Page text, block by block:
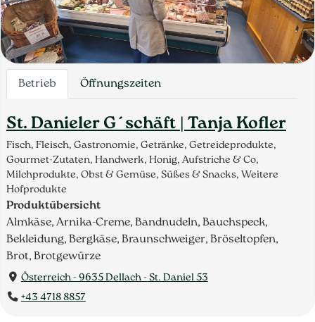
Betrieb Öffnungszeiten
St. Danieler G´schäft | Tanja Kofler
Fisch, Fleisch, Gastronomie, Getränke, Getreideprodukte,
Gourmet-Zutaten, Handwerk, Honig, Aufstriche & Co,
Milchprodukte, Obst & Gemüse, Süßes & Snacks, Weitere
Hofprodukte
Produktübersicht
Almkäse, Arnika-Creme, Bandnudeln, Bauchspeck,
Bekleidung, Bergkäse, Braunschweiger, Bröseltopfen,
Brot, Brotgewürze
Österreich - 9635 Dellach - St. Daniel 53
+43 4718 8857